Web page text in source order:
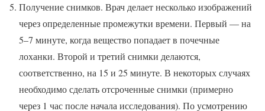
Получение снимков. Врач делает несколько изображений
через определенные промежутки времени. Первый — на
5–7 минуте, когда вещество попадает в почечные
лоханки. Второй и третий снимки делаются,
соответственно, на 15 и 25 минуте. В некоторых случаях
необходимо сделать отсроченные снимки (примерно
через 1 час после начала исследования). По усмотрению